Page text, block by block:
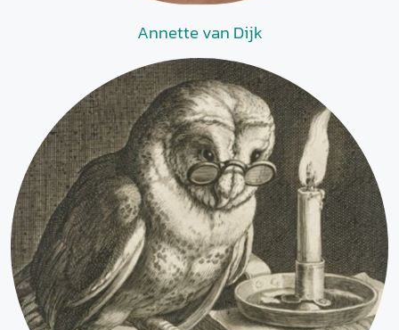
Annette van Dijk